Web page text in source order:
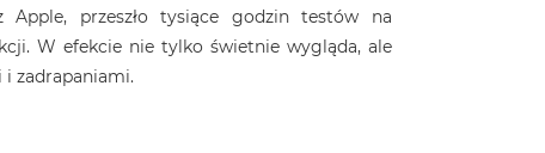
przeszło tysiące godzin testów na
W efekcie nie tylko świetnie wygląda, ale
i zadrapaniami.